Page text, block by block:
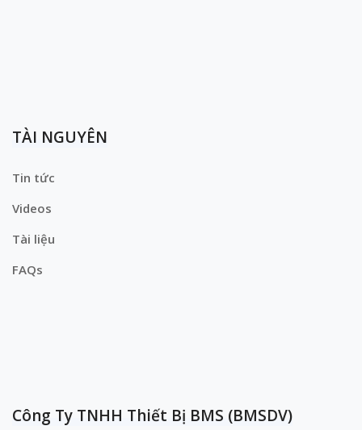
TÀI NGUYÊN
Tin tức
Videos
Tài liệu
FAQs
Công Ty TNHH Thiết Bị BMS (BMSDV)